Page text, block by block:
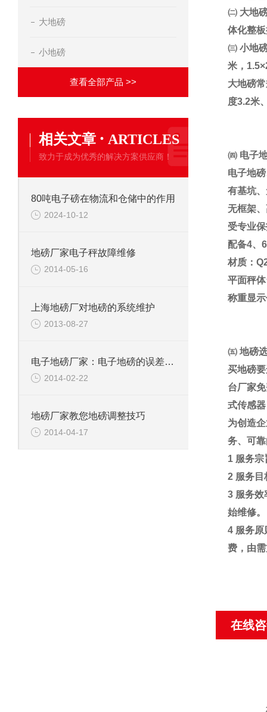
大地磅
小地磅
查看全部产品 >>
相关文章 · ARTICLES
致力于成为优秀的解决方案供应商！
80吨电子磅在物流和仓储中的作用
2024-10-12
地磅厂家电子秤故障维修
2014-05-16
上海地磅厂对地磅的系统维护
2013-08-27
电子地磅厂家：电子地磅的误差是怎么计算的？
2014-02-22
地磅厂家教您地磅调整技巧
2014-04-17
㈡ 大地
体化整
㈢ 小地
米，
大地磅
度3.2米
㈣ 电子
电子地
有基坑
无框架
受专业
配备4、 6
材质：
平面秤
称重显
㈤ 地磅
买地磅
台厂家
式传感
为创造
务、可
1 服务
2 服务
3 服务
始维修。
4 服务
费，由
在线